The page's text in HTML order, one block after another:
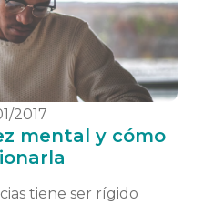
2017
mental y cómo
tiene ser rígido